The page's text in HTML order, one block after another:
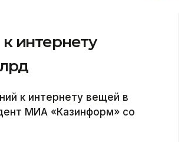
интернету
к интернету вещей в
МИА «Казинформ» со